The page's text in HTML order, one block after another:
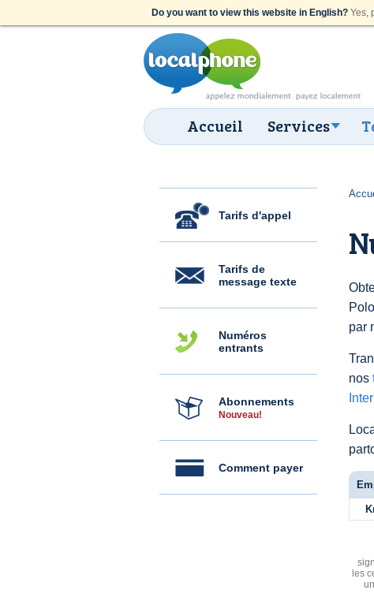
Do you want to view this website in English? Yes,
Accueil Services
Tarifs d'appel
Tarifs de
message texte
Numéros
entrants
Abonnements
Nouveau!
Comment payer
par
nos
les